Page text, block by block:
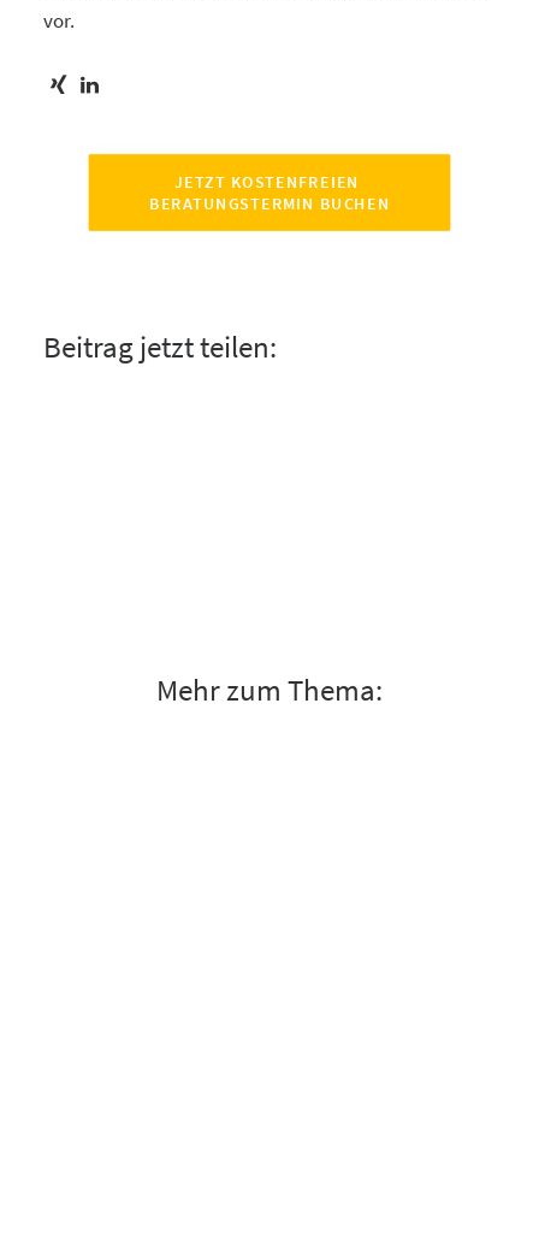
vor.
JETZT KOSTENFREIEN
BERATUNGSTERMIN BUCHEN
Beitrag jetzt teilen:
Mehr zum Thema: